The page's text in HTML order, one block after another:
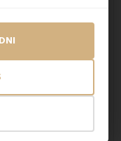
különösen
A fonalak
120 g/m2. Az